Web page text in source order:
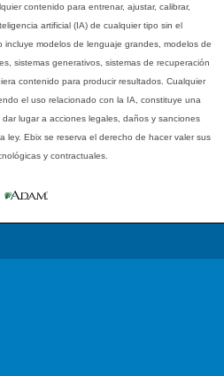
contenido para entrenar, ajustar, calibrar,
artificial (IA) de cualquier tipo sin el
incluye modelos de lenguaje grandes, modelos de
sistemas generativos, sistemas de recuperación
contenido para producir resultados. Cualquier
el uso relacionado con la IA, constituye una
lugar a acciones legales, daños y sanciones
ley. Ebix se reserva el derecho de hacer valer sus
y contractuales.